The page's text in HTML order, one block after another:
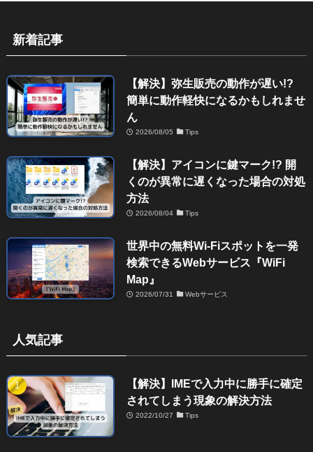
新着記事
【解決】弥生販売の動作が遅い!?
簡単に動作軽快になるかもしれませ
ん
2026/08/05 Tips
【解決】アイコンに鍵マーク!? 開
くのが異常に遅くなった場合の対処
方法
2026/08/04 Tips
世界中の無料Wi-Fiスポットを一発
検索できるWebサービス『WiFi
Map』
2026/07/31 Webサービス
人気記事
【解決】IMEで入力中に勝手に確定
されてしまう現象の解決方法
2022/10/27 Tips